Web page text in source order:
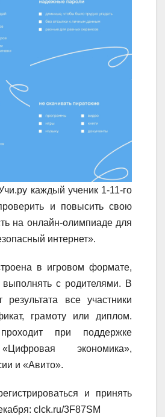
каждый ученик 1-11-го
и повысить свою
на онлайн-олимпиаде для
интернет».
в игровом формате,
с родителями. В
результата все участники
грамоту или диплом.
при поддержке
экономика»,
и «Авито».
и принять
clck.ru/3F87SM